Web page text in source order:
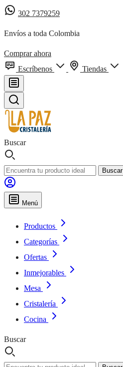
302 7379259
Envíos a toda Colombia
Comprar ahora
Escríbenos
Tiendas
Buscar
Buscar
Menú
Productos
Categorías
Ofertas
Inmejorables
Mesa
Cristalería
Cocina
Buscar